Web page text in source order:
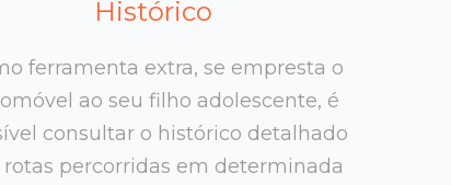
Histórico
ferramenta extra, se empresta o
ao seu filho adolescente, é
consultar o histórico detalhado
rotas percorridas em determinada